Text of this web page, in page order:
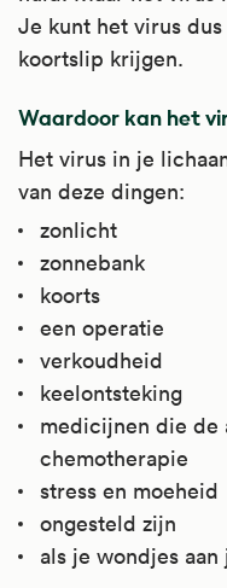
Je kunt het virus
koortslip krijgen.
Waardoor kan het
Het virus in je
van deze dingen:
zonlicht
zonnebank
koorts
een operatie
verkoudheid
keelontsteking
medicijnen die de
chemotherapie
stress en moeheid
ongesteld zijn
als je wondjes